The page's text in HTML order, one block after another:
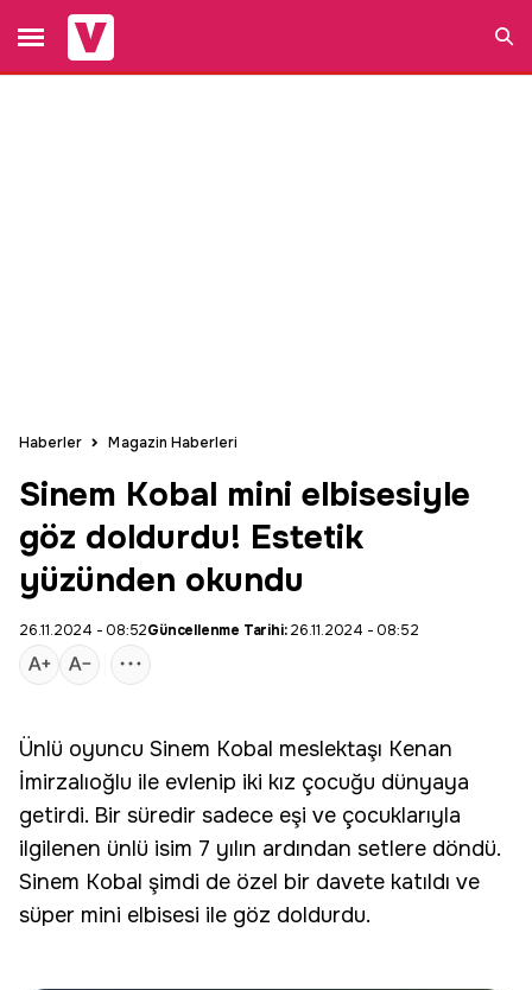
Haberler Magazin Haberleri
Sinem Kobal mini elbisesiyle
göz doldurdu! Estetik
yüzünden okundu
26.11.2024 - 08:52Güncellenme Tarihi:26.11.2024 - 08:52
Ünlü oyuncu Sinem Kobal meslektaşı Kenan
İmirzalıoğlu ile evlenip iki kız çocuğu dünyaya
getirdi. Bir süredir sadece eşi ve çocuklarıyla
ilgilenen ünlü isim 7 yılın ardından setlere döndü.
Sinem Kobal şimdi de özel bir davete katıldı ve
süper mini elbisesi ile göz doldurdu.